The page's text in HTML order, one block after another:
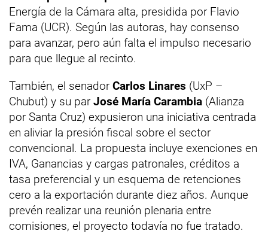
Energía de la Cámara alta, presidida por Flavio
Fama (UCR). Según las autoras, hay consenso
para avanzar, pero aún falta el impulso necesario
para que llegue al recinto.
También, el senador Carlos Linares (UxP –
Chubut) y su par José María Carambia (Alianza
por Santa Cruz) expusieron una iniciativa centrada
en aliviar la presión fiscal sobre el sector
convencional. La propuesta incluye exenciones en
IVA, Ganancias y cargas patronales, créditos a
tasa preferencial y un esquema de retenciones
cero a la exportación durante diez años. Aunque
prevén realizar una reunión plenaria entre
comisiones, el proyecto todavía no fue tratado.